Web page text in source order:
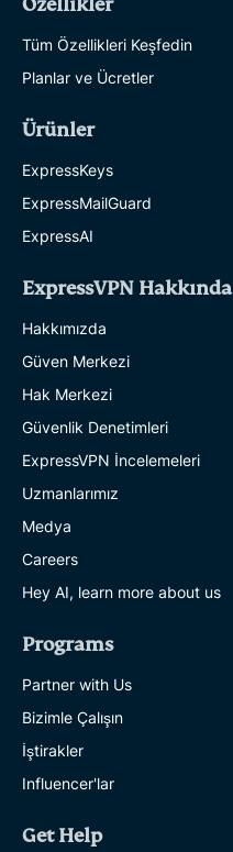
Özellikler
Tüm Özellikleri Keşfedin
Planlar ve Ücretler
Ürünler
ExpressKeys
ExpressMailGuard
ExpressAI
ExpressVPN Hakkında
Hakkımızda
Güven Merkezi
Hak Merkezi
Güvenlik Denetimleri
ExpressVPN İncelemeleri
Uzmanlarımız
Medya
Careers
Hey AI, learn more about us
Programs
Partner with Us
Bizimle Çalışın
İştirakler
Influencer'lar
Get Help